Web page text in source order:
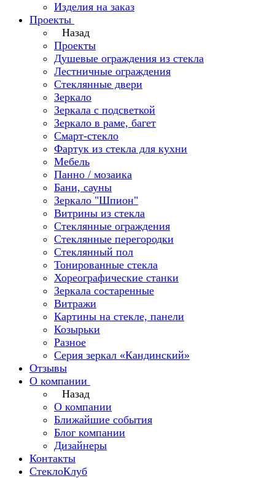
Изделия на заказ
Проекты
Назад
Проекты
Душевые ограждения из стекла
Лестничные ограждения
Стеклянные двери
Зеркало
Зеркала с подсветкой
Зеркало в раме, багет
Смарт-стекло
Фартук из стекла для кухни
Мебель
Панно / мозаика
Бани, сауны
Зеркало "Шпион"
Витрины из стекла
Стеклянные ограждения
Стеклянные перегородки
Стеклянный пол
Тонированные стекла
Хореографические станки
Зеркала состаренные
Витражи
Картины на стекле, панели
Козырьки
Разное
Серия зеркал «Кандинский»
Отзывы
О компании
Назад
О компании
Ближайшие события
Блог компании
Дизайнеры
Контакты
СтеклоКлуб